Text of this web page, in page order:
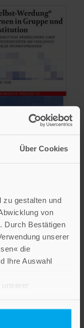
Über Cookies
zu gestalten und
von
Durch Bestätigen
unserer
die
Ihre Auswahl
Hermeneutische
Grundelemente einer
und
sensiblen
Band 23